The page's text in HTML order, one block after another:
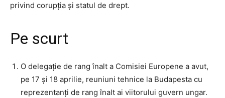
privind corupția și statul de drept.
Pe scurt
O delegație de rang înalt a Comisiei Europene a avut,
pe 17 și 18 aprilie, reuniuni tehnice la Budapesta cu
reprezentanți de rang înalt ai viitorului guvern ungar.